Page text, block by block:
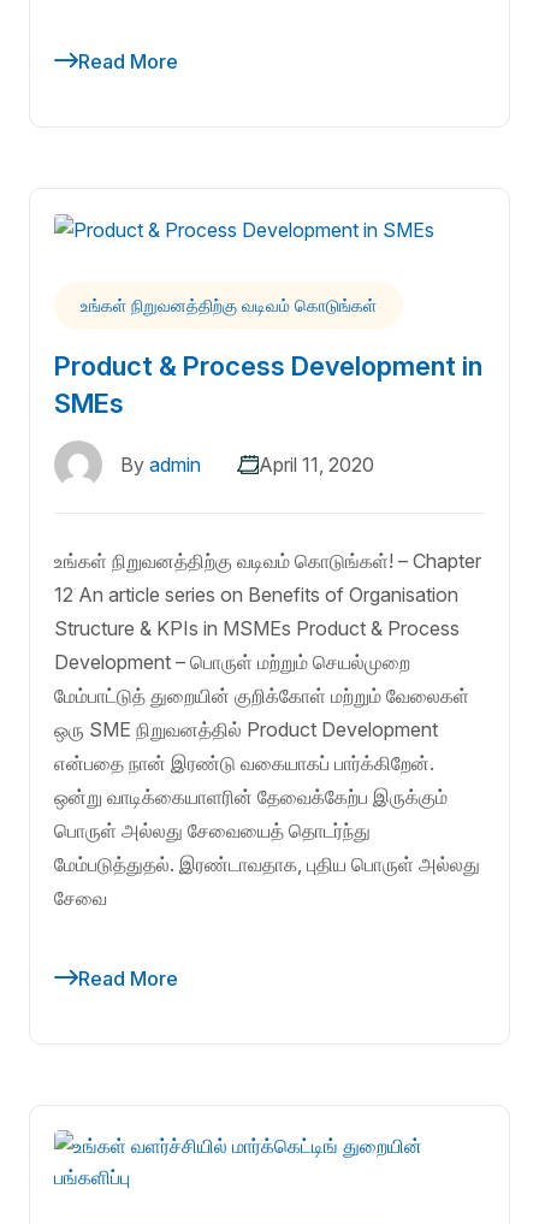
Read More
உங்கள் நிறுவனத்திற்கு வடிவம் கொடுங்கள்
Product & Process Development in
SMEs
By admin April 11, 2020
உங்கள் நிறுவனத்திற்கு வடிவம் கொடுங்கள்! – Chapter
12 An article series on Benefits of Organisation
Structure & KPIs in MSMEs Product & Process
Development – பொருள் மற்றும் செயல்முறை
மேம்பாட்டுத் துறையின் குறிக்கோள் மற்றும் வேலைகள்
ஒரு SME நிறுவனத்தில் Product Development
என்பதை நான் இரண்டு வகையாகப் பார்க்கிறேன்.
ஒன்று வாடிக்கையாளரின் தேவைக்கேற்ப இருக்கும்
பொருள் அல்லது சேவையைத் தொடர்ந்து
மேம்படுத்துதல். இரண்டாவதாக, புதிய பொருள் அல்லது
சேவை
Read More